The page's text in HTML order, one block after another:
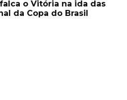
o Vitória na ida das
da Copa do Brasil